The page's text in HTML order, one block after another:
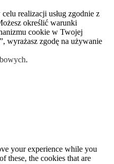
realizacji usług zgodnie z
określić warunki
cookie w Twojej
wyrażasz zgodę na używanie
.
your experience while you
these, the cookies that are